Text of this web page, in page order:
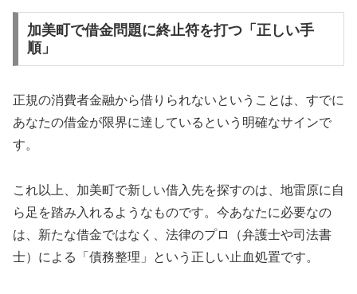
加美町で借金問題に終止符を打つ「正しい手
順」
正規の消費者金融から借りられないということは、すでに
あなたの借金が限界に達しているという明確なサインで
す。
これ以上、加美町で新しい借入先を探すのは、地雷原に自
ら足を踏み入れるようなものです。今あなたに必要なの
は、新たな借金ではなく、法律のプロ（弁護士や司法書
士）による「債務整理」という正しい止血処置です。